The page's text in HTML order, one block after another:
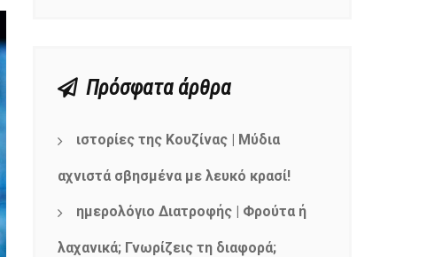
Πρόσφατα άρθρα
ιστορίες της Κουζίνας | Μύδια
αχνιστά σβησμένα με λευκό κρασί!
ημερολόγιο Διατροφής | Φρούτα ή
λαχανικά; Γνωρίζεις τη διαφορά;